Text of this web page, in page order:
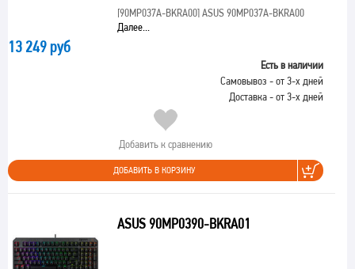
[90MP037A-BKRA00]ASUS 90MP037A-BKRA00
Далее...
13 249 руб
Есть в наличии
Самовывоз - от 3-х дней
Доставка - от 3-х дней
Добавить к сравнению
ДОБАВИТЬ В КОРЗИНУ
ASUS 90MP0390-BKRA01